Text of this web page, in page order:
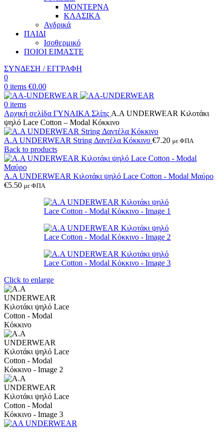
ΜΟΝΤΕΡΝΑ
ΚΛΑΣΙΚΑ
Ανδρικά
ΠΑΙΔΙ
Ισοθερμικό
ΠΟΙΟΙ ΕΙΜΑΣΤΕ
ΣΥΝΔΕΣΗ / ΕΓΓΡΑΦΗ
0
0 items €0.00
0 items
Αρχική σελίδα ΓΥΝΑΙΚΑ Σλίπς A.A UNDERWEAR Κιλοτάκι
ψηλό Lace Cotton – Modal Κόκκινο
A.A UNDERWEAR String Δαντέλα Κόκκινο €7.20 με ΦΠΑ
Back to products
A.A UNDERWEAR Κιλοτάκι ψηλό Lace Cotton - Modal Μαύρο
€5.50 με ΦΠΑ
Click to enlarge